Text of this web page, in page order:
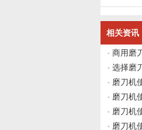
相关资讯
商用磨
选择磨